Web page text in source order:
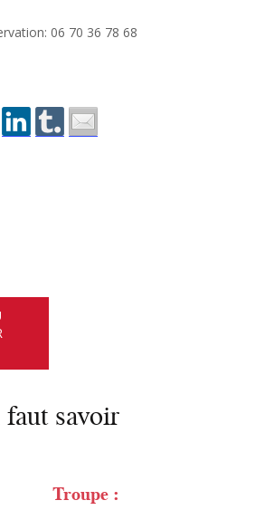
06 70 36 78 68
savoir
Troupe :